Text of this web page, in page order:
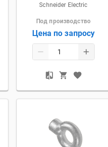
Schneider Electric
Под производство
Цена по запросу